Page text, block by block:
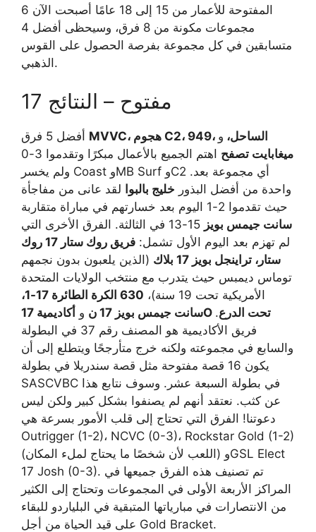
المفتوحة للأعمار من 15 إلى 18 عامًا أصبحت الآن 6
مجموعات مكونة من 8 فرق، وسيحظى أفضل 4
متسابقين في كل مجموعة بفرصة الحصول على القوس
الذهبي.
17 مفتوح – النتائج
MVVC، هجوم C2، 949، الساحل، و
ميغابايت تصفح
اهتم الجميع بالأعمال مبكرًا وتقدموا 3-0
ولم يخسر Coast وMB Surf وC2 أي مجموعة بعد.
واحدة من أفضل البذور خليج بالبوا لقد عانى من مفاجأة
حيث تقدموا 2-1 اليوم بعد خسارتهم في مباراة متقاربة
سانت جيمس بويز
15-13 في الثالثة. الفرق الأخرى التي
لم تهزم بعد اليوم الأول تشمل:
فريق روك ستار 17 روك
ستار، تراينجل بويز 17 بلاك
(الذين يلعبون بدون نجمهم
توماس ديمبس حيث يتدرب مع منتخب الولايات المتحدة
الأمريكية تحت 19 سنة)،
630 الكرة الطائرة 17-1،
سانت جيمس بويز 17 ن
و أكاديمية 17O تحت الدرع.
فريق الأكاديمية هو المصنف رقم 37 في البطولة
والسابع في مجموعته ولكنه خرج متأرجحًا ويتطلع إلى أن
يكون 16 قصة مفتوحة مثل قصة سندريلا في بطولة
SASCVBC في بطولة السبعة عشر. وسوف نتابع هذا
عن كثب. نعتقد أنهم لم يصنفوا بشكل كبير ولكن ليس
دعوتنا! الفرق التي تحتاج إلى قلب الأمور بسرعة هي
Outrigger (1-2)، NCVC (0-3)، Rockstar Gold (1-2)
(اللعب لأن شخصًا ما يحتاج لملء المكان) وGSL Elect
17 Josh (0-3). تم تصنيف هذه الفرق جميعها في
المراكز الأربعة الأولى في المجموعات وتحتاج إلى الكثير
من الانتصارات في مبارياتها المتبقية في البلياردو للبقاء
على قيد الحياة من أجل Gold Bracket.